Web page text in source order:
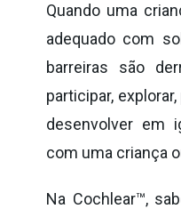
Quando uma
adequado com
barreiras são
participar,
desenvolver em
com uma criança
Na Cochlear™,